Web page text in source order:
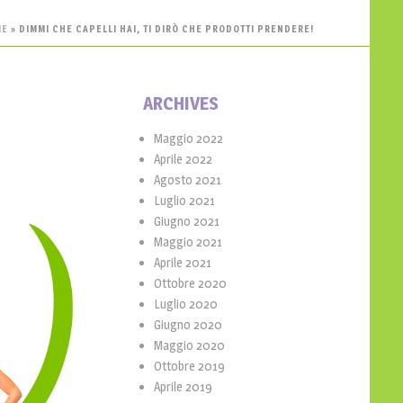
» DIMMI CHE CAPELLI HAI, TI DIRÒ CHE PRODOTTI PRENDERE!
ARCHIVES
Maggio 2022
Aprile 2022
Agosto 2021
Luglio 2021
Giugno 2021
Maggio 2021
Aprile 2021
Ottobre 2020
Luglio 2020
Giugno 2020
Maggio 2020
Ottobre 2019
Aprile 2019